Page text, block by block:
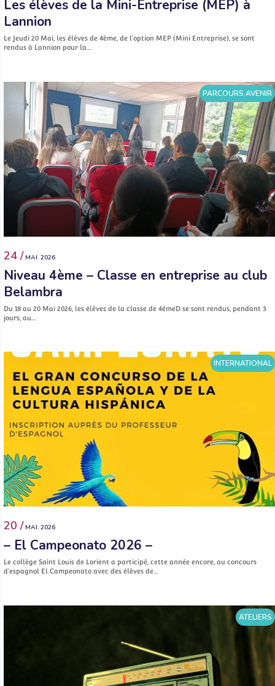
Les élèves de la Mini-Entreprise (MEP) à
Lannion
Le Jeudi 20 Mai, les élèves de 4ème, de l’option MEP (Mini Entreprise), se sont
rendus à Lannion pour la…
PARCOURS AVENIR
24 / MAI. 2026
Niveau 4ème – Classe en entreprise au club
Belambra
Du 18 au 20 Mai 2026, les élèves de la classe de 4èmeD se sont rendus, pendant 3
jours, au…
INTERNATIONAL
20 / MAI. 2026
– El Campeonato 2026 –
Le collège Saint Louis de Lorient a participé, cette année encore, au concours
d’espagnol El Campeonato avec des élèves de…
ATELIERS